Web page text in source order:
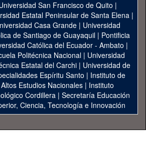
San Francisco de Quito |
Estatal Peninsular de Santa Elena|
Casa Grande | Universidad
de Santiago de Guayaquil| Pontificia
Católica del Ecuador - Ambato |
Politécnica Nacional| Universidad
Estatal del Carchi| Universidad de
Espíritu Santo | Instituto de
Altos Estudios Nacionales | Instituto
Cordillera | Secretaría Educación
Ciencia, Tecnología e Innovación